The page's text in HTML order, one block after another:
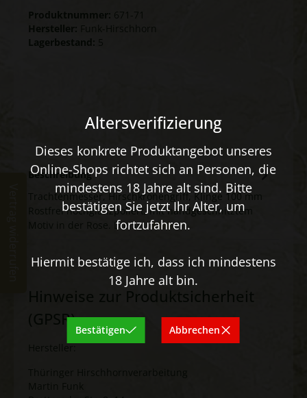
Altersverifizierung
Dieses konkrete Produktangebot unseres
Online-Shops richtet sich an Personen, die
mindestens 18 Jahre alt sind. Bitte
bestätigen Sie jetzt Ihr Alter, um
fortzufahren.
Hiermit bestätige ich, dass ich mindestens
18 Jahre alt bin.
Bestätigen Abbrechen
Produktnummer:
Hersteller: Funk-Hirschhorn
Lagerbestand: 5
Beschreibung
Trachtenmesser, Hirschkronengriff, Klinge 100 mm
Rostfrei hochglanzpoliert, mit handgeschnitztem
Motiv in der Rose. Die Sc…Mehr
Hinweise zur Produktsicherheit
(GPSR)
Hersteller: